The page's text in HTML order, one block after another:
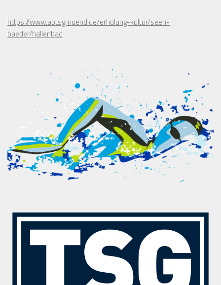
https://www.abtsgmuend.de/erholung-kultur/seen-
baeder/hallenbad